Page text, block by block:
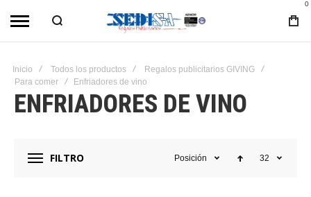
0
Inicio Todos los productos
Regalos publicitarios GIVING
Para comer
Enfriadores de vino
ENFRIADORES DE VINO
FILTRO Posición 32